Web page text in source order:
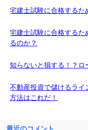
宅建士試験に合格するた
宅建士試験に合格するた
るのか？
知らないと損する！？ロ
不動産投資で儲けるラ
方法はこれだ！
最近のコメント